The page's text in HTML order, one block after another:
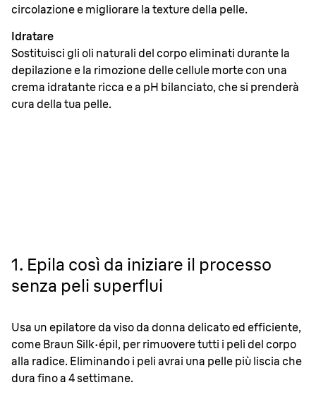
circolazione e migliorare la texture della pelle.
Idratare
Sostituisci gli oli naturali del corpo eliminati durante la
depilazione e la rimozione delle cellule morte con una
crema idratante ricca e a pH bilanciato, che si prenderà
cura della tua pelle.
1. Epila così da iniziare il processo
senza peli superflui
Usa un epilatore da viso da donna delicato ed efficiente,
come Braun Silk·épil, per rimuovere tutti i peli del corpo
alla radice. Eliminando i peli avrai una pelle più liscia che
dura fino a 4 settimane.